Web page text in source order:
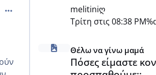
comment_552829
melitiniღ
Τρίτη στις 08:38 PM
Πόσες είμαστε κοντά 40 και
Θέλω να γίνω μαμά
Πόσες είμαστε